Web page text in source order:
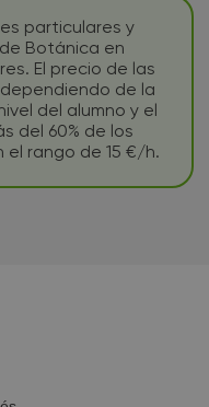
particulares y
Botánica en
El precio de las
de la
del alumno y el
del 60% de los
rango de 15 €/h.